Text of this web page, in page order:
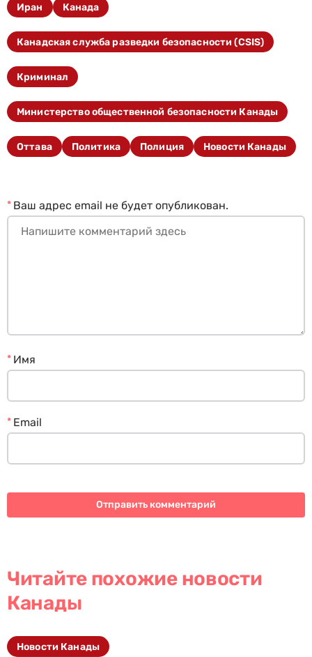
Иран Канада
Канадская служба разведки безопасности (CSIS)
Криминал
Министерство общественной безопасности Канады
Оттава Политика Полиция Новости Канады
Ваш адрес email не будет опубликован.
*
Имя
*
Email
*
Читайте похожие новости
Канады
Новости Канады